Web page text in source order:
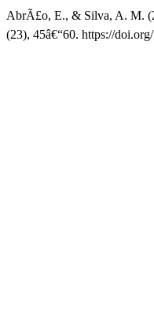
AbrÃ£o, E., & Silva, A. M.
(23), 45â€“60. https://